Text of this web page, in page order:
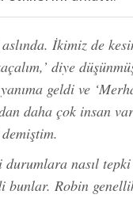
aslında. İkimiz de
diye
geldi ve
daha çok insan
durumlara nasıl tepki
bunlar. Robin